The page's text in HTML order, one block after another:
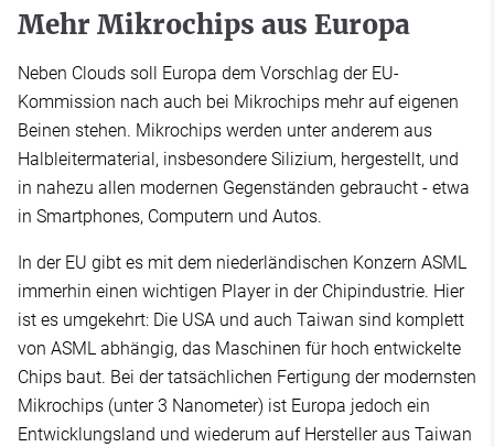
Mehr Mikrochips aus Europa
Neben Clouds soll Europa dem Vorschlag der EU-
Kommission nach auch bei Mikrochips mehr auf eigenen
Beinen stehen. Mikrochips werden unter anderem aus
Halbleitermaterial, insbesondere Silizium, hergestellt, und
in nahezu allen modernen Gegenständen gebraucht - etwa
in Smartphones, Computern und Autos.
In der EU gibt es mit dem niederländischen Konzern ASML
immerhin einen wichtigen Player in der Chipindustrie. Hier
ist es umgekehrt: Die USA und auch Taiwan sind komplett
von ASML abhängig, das Maschinen für hoch entwickelte
Chips baut. Bei der tatsächlichen Fertigung der modernsten
Mikrochips (unter 3 Nanometer) ist Europa jedoch ein
Entwicklungsland und wiederum auf Hersteller aus Taiwan